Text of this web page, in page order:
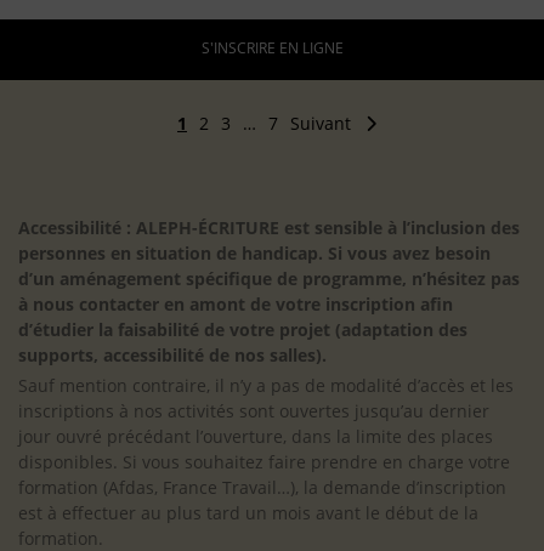
S'INSCRIRE EN LIGNE
1 2 3 … 7 Suivant
Accessibilité : ALEPH-ÉCRITURE est sensible à l’inclusion des
personnes en situation de handicap. Si vous avez besoin
d’un aménagement spécifique de programme, n’hésitez pas
à nous contacter en amont de votre inscription afin
d’étudier la faisabilité de votre projet (adaptation des
supports, accessibilité de nos salles).
Sauf mention contraire, il n’y a pas de modalité d’accès et les
inscriptions à nos activités sont ouvertes jusqu’au dernier
jour ouvré précédant l’ouverture, dans la limite des places
disponibles. Si vous souhaitez faire prendre en charge votre
formation (Afdas, France Travail…), la demande d’inscription
est à effectuer au plus tard un mois avant le début de la
formation.